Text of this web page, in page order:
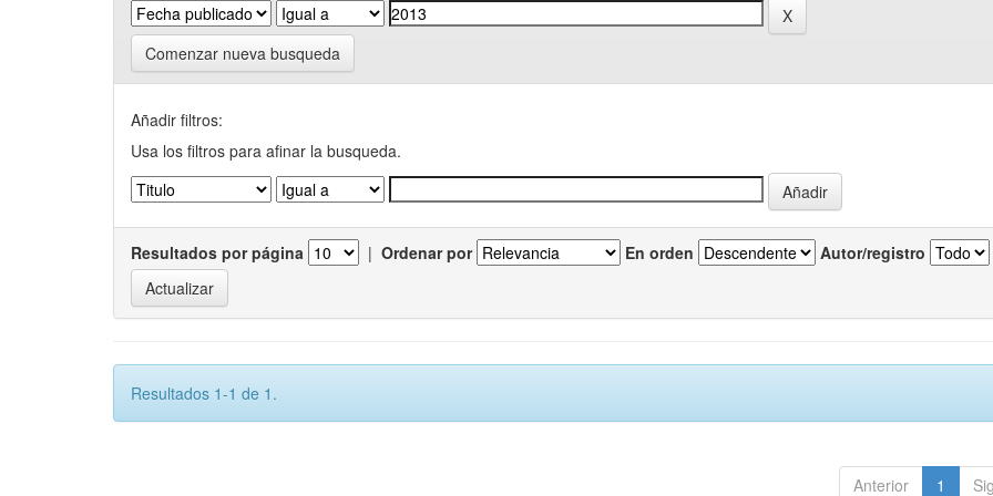
Comenzar nueva busqueda
Añadir filtros:
Usa los filtros para afinar la busqueda.
Resultados por página | Ordenar por En orden Autor/registro
Resultados 1-1 de 1.
Anterior 1